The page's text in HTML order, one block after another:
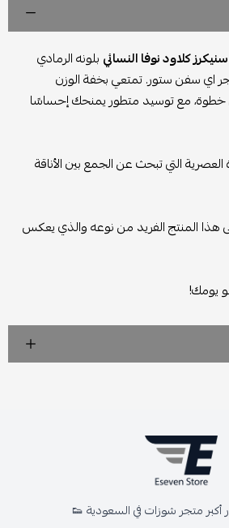
سنيكرز كلاود نوفا النسائي بلونه الرمادي
اي سفن ستور. تمتعي بخفة الوزن
خطوة، مع توسيد متطور يمنحك إحساسًا
العصرية التي تبحث عن الجمع بين الأناقة
هذا المنتج الفريد من نوعه والذي يعكس
يومك!
متجر شوزات في السعودية 👟